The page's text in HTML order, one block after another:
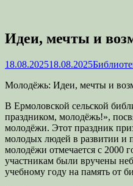
Идеи, мечты и
Опубликовано
18.08.202518.08.2025Автор
Молодёжь: Идеи, мечты и
В Ермоловской сельской
праздником, молодёжь!»,
молодёжи. Этот праздник
молодых людей в развитии и
молодёжи отмечается с 2000
участникам были вручены
учебному году на память от